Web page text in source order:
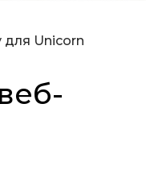
для Unicorn